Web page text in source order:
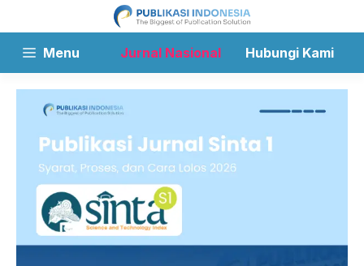
ke
Menu Jurnal Nasional Hubungi Kami